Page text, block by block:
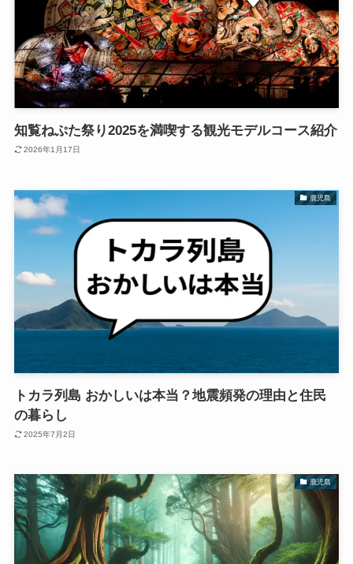
知覧ねぷた祭り2025を満喫する観光モデルコース紹介
2026年1月17日
鹿児島
トカラ列島 おかしいは本当？地震頻発の理由と住民
の暮らし
2025年7月2日
鹿児島